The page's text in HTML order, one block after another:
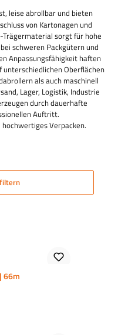
leise abrollbar und bieten
von Kartonagen und
Trägermaterial sorgt für hohe
schweren Packgütern und
Anpassungsfähigkeit haften
unterschiedlichen Oberflächen
als auch maschinell
Lager, Logistik, Industrie
durch dauerhafte
Auftritt.
Verpacken.
66m